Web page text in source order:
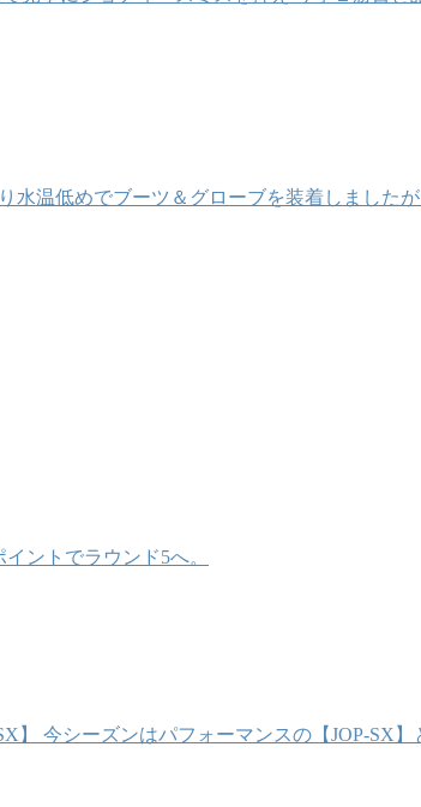
温低めでブーツ＆グローブを装着しました
ントでラウンド5へ。
今シーズンはパフォーマンスの【JOP-SX